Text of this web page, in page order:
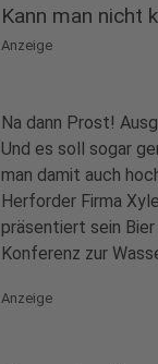
Kann man nicht
Anzeige
Na dann Prost!
Und es soll sogar
man damit auch
Herforder Firma
präsentiert sein
Konferenz zur
Anzeige